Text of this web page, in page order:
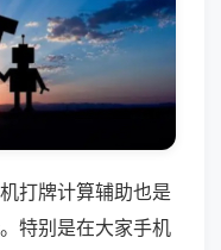
打牌计算辅助也是
特别是在大家手机